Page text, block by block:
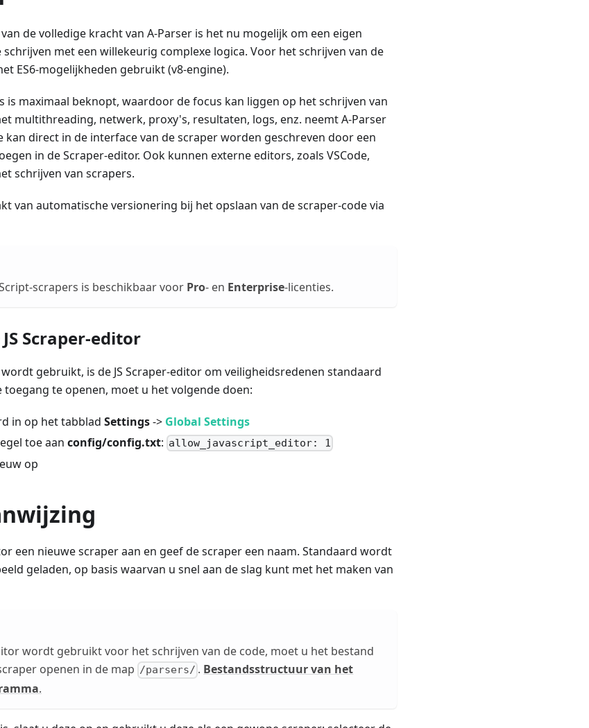
de volledige kracht van A-Parser is het nu mogelijk om een eigen
met een willekeurig complexe logica. Voor het schrijven van de
ES6-mogelijkheden gebruikt (v8-engine).
is maximaal beknopt, waardoor de focus kan liggen op het schrijven van
multithreading, netwerk, proxy's, resultaten, logs, enz. neemt A-Parser
kan direct in de interface van de scraper worden geschreven door een
in de Scraper-editor. Ook kunnen externe editors, zoals VSCode,
schrijven van scrapers.
van automatische versionering bij het opslaan van de scraper-code via
scrapers is beschikbaar voor Pro- en Enterprise-licenties.
Scraper-editor
gebruikt, is de JS Scraper-editor om veiligheidsredenen standaard
toegang te openen, moet u het volgende doen:
in op het tabblad Settings-> Global Settings
toe aan config/config.txt: allow_javascript_editor: 1
op
een nieuwe scraper aan en geef de scraper een naam. Standaard wordt
geladen, op basis waarvan u snel aan de slag kunt met het maken van
wordt gebruikt voor het schrijven van de code, moet u het bestand
openen in de map /parsers/ . Bestandsstructuur van het
.